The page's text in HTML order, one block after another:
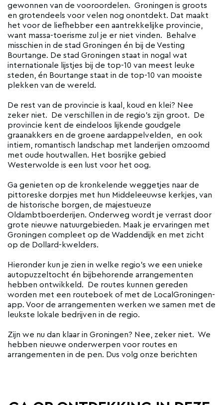
gewonnen van de vooroordelen. Groningen is groots
en grotendeels voor velen nog onontdekt. Dat maakt
het voor de liefhebber een aantrekkelijke provincie,
want massa-toerisme zul je er niet vinden. Behalve
misschien in de stad Groningen én bij de Vesting
Bourtange. De stad Groningen staat in nogal wat
internationale lijstjes bij de top-10 van meest leuke
steden, én Bourtange staat in de top-10 van mooiste
plekken van de wereld.
De rest van de provincie is kaal, koud en klei? Nee
zeker niet. De verschillen in de regio's zijn groot. De
provincie kent de eindeloos lijkende goudgele
graanakkers en de groene aardappelvelden, en ook
intiem, romantisch landschap met landerijen omzoomd
met oude houtwallen. Het bosrijke gebied
Westerwolde is een lust voor het oog.
Ga genieten op de kronkelende weggetjes naar de
pittoreske dorpjes met hun Middeleeuwse kerkjes, van
de historische borgen, de majestueuze
Oldambtboerderijen. Onderweg wordt je verrast door
grote nieuwe natuurgebieden. Maak je ervaringen met
Groningen compleet op de Waddendijk en met zicht
op de Dollard-kwelders.
Hieronder kun je zien in welke regio's we een unieke
autopuzzeltocht én bijbehorende arrangementen
hebben ontwikkeld. De routes kunnen gereden
worden met een routeboek of met de LocalGroningen-
app. Voor de arrangementen werken we samen met de
leukste lokale bedrijven in de regio.
Zijn we nu dan klaar in Groningen? Nee, zeker niet. We
hebben nieuwe onderwerpen voor routes en
arrangementen in de pen. Dus volg onze berichten